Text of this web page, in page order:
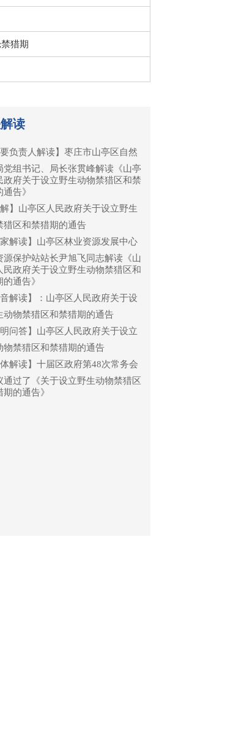
猎期
读
要负责人解读】枣庄市山亭区自然
党组书记、局长张贯峰解读《山亭
政府关于设立野生动物禁猎区和禁
告》
解】山亭区人民政府关于设立野生
猎区和禁猎期的通告
家解读】山亭区林业资源发展中心
源保护站站长尹旭飞同志解读《山
民政府关于设立野生动物禁猎区和
通告》
音解读】：山亭区人民政府关于设
动物禁猎区和禁猎期的通告
明问答】山亭区人民政府关于设立
物禁猎区和禁猎期的通告
体解读】十届区政府第48次常务会
通过了《关于设立野生动物禁猎区
的通告》